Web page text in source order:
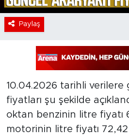
Paylaş
10.04.2026 tarihli verilere
fiyatları şu şekilde
oktan benzinin litre fiyatı
motorinin litre fiyatı